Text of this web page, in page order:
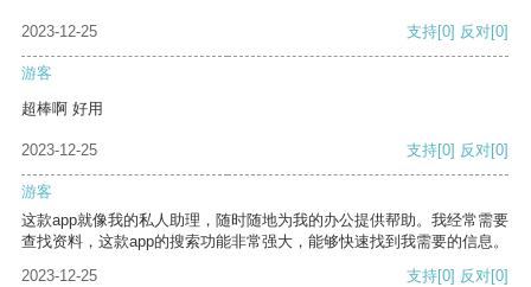
2023-12-25 支持[0] 反对[0]
游客
超棒啊 好用
2023-12-25 支持[0] 反对[0]
游客
这款app就像我的私人助理，随时随地为我的办公提供帮助。我经常需要
查找资料，这款app的搜索功能非常强大，能够快速找到我需要的信息。
2023-12-25
支持[0] 反对[0]